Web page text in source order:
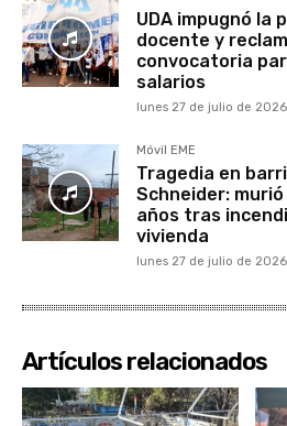
UDA impugnó la
docente y
convocatoria
salarios
lunes 27 de julio de 2026
Móvil EME
Tragedia en
Schneider:
años tras
vivienda
lunes 27 de julio de 2026
Artículos relacionados